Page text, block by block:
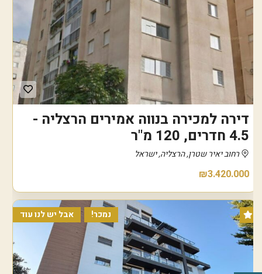
דירה למכירה בנווה אמירים הרצליה -
4.5 חדרים, 120 מ"ר
רחוב יאיר שטרן, הרצליה, ישראל
₪3.420.000
אבל יש לנו עוד נמכר!